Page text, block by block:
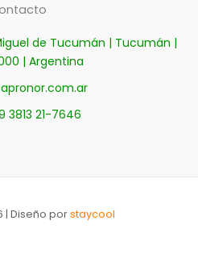
de Tucumán | Tucumán |
| Argentina
3813 21-7646
| Diseño porstaycool